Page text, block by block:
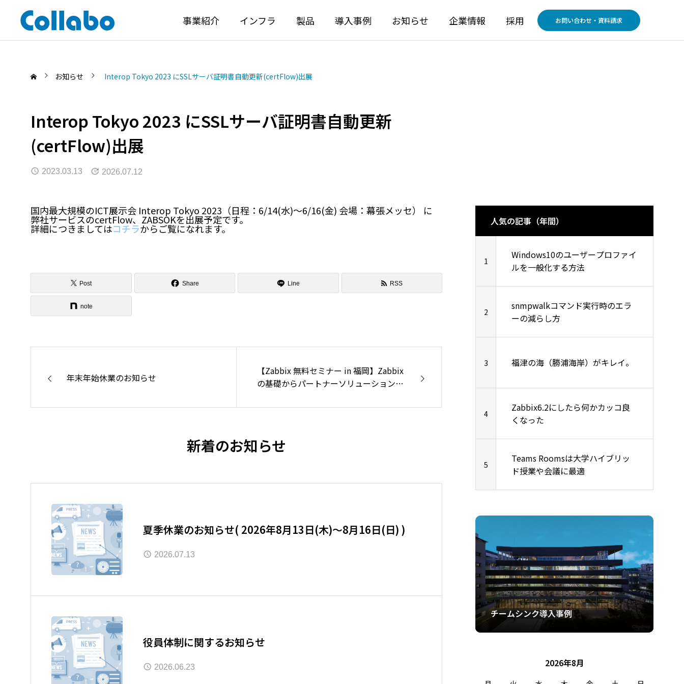
事業紹介 インフラ 製品 導入事例 お知らせ 企業情報 採用 お問い合わせ・資料請求
SERVICES
ZABSOK｜大学向け24/365 監視サー
ビス
Proxmox VE | サーバ仮想化基盤
certFlow | SSL証明書の自動化
クラスビュー | 教室空き状況表示シス
LendPort | 貸出管理システム
常駐運用サービス
お知らせ Interop Tokyo 2023 にSSLサーバ証明書自動更新(certFlow)出展
Interop Tokyo 2023 にSSLサーバ証明書自動更新
(certFlow)出展
2023.03.13 2026.07.12
国内最大規模のICT展示会 Interop Tokyo 2023（日程：6/14(水)～6/16(金) 会場：幕張メッセ） に
弊社サービスのcertFlow、ZABSOKを出展予定です。
詳細につきましてはコチラからご覧になれます。
Post Share Line RSS
note
年末年始休業のお知らせ
【Zabbix 無料セミナー in 福岡】Zabbix
の基礎からパートナーソリューションま
新着のお知らせ
夏季休業のお知らせ( 2026年8月13日(木)～8月16日(日) )
2026.07.13
役員体制に関するお知らせ
2026.06.23
人気の記事（年間）
1
Windows10のユーザープロファイ
ルを一般化する方法
2
snmpwalkコマンド実行時のエラ
ーの減らし方
3 福津の海（勝浦海岸）がキレイ。
4
Zabbix6.2にしたら何かカッコ良
くなった
5
Teams Roomsは大学ハイブリッ
ド授業や会議に最適
certFlow導入事例
チームシンク導入事例
クラスビュー導入事例
2026年8月